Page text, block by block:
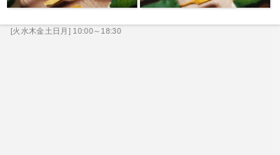
[火水木金土日月] 10:00～18:30